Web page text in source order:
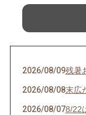
2026/08/09残暑
2026/08/08末広
2026/08/078/22